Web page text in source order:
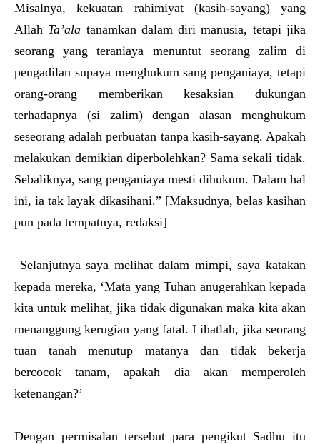
Misalnya, kekuatan rahimiyat (kasih-sayang) yang
Allah Ta’ala tanamkan dalam diri manusia, tetapi jika
seorang yang teraniaya menuntut seorang zalim di
pengadilan supaya menghukum sang penganiaya, tetapi
orang-orang memberikan kesaksian dukungan
terhadapnya (si zalim) dengan alasan menghukum
seseorang adalah perbuatan tanpa kasih-sayang. Apakah
melakukan demikian diperbolehkan? Sama sekali tidak.
Sebaliknya, sang penganiaya mesti dihukum. Dalam hal
ini, ia tak layak dikasihani.” [Maksudnya, belas kasihan
pun pada tempatnya, redaksi]
Selanjutnya saya melihat dalam mimpi, saya katakan
kepada mereka, ‘Mata yang Tuhan anugerahkan kepada
kita untuk melihat, jika tidak digunakan maka kita akan
menanggung kerugian yang fatal. Lihatlah, jika seorang
tuan tanah menutup matanya dan tidak bekerja
bercocok tanam, apakah dia akan memperoleh
ketenangan?’
Dengan permisalan tersebut para pengikut Sadhu itu